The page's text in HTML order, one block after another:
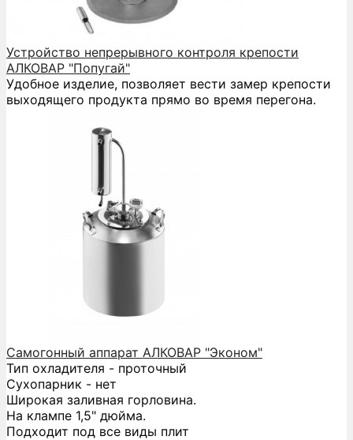
Устройство непрерывного контроля крепости
АЛКОВАР "Попугай"
Удобное изделие, позволяет вести замер крепости
выходящего продукта прямо во время перегона.
Самогонный аппарат АЛКОВАР "Эконом"
Тип охладителя - проточный
Сухопарник - нет
Широкая заливная горловина.
На клампе 1,5" дюйма.
Подходит под все виды плит